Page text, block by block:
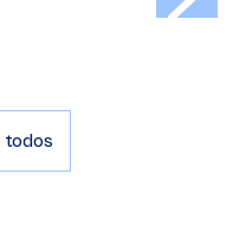
todos